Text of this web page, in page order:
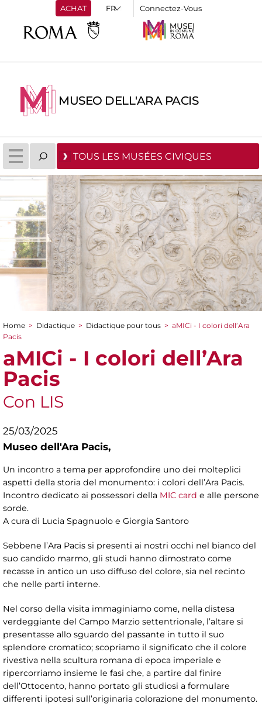
ACHAT Connectez-Vous
MUSEO DELL'ARA PACIS
TOUS LES MUSÉES CIVIQUES
You are here
Home > Didactique > Didactique pour tous > aMICi - I colori dell’Ara
Pacis
aMICi - I colori dell’Ara
Pacis
Con LIS
25/03/2025
Museo dell'Ara Pacis,
Un incontro a tema per approfondire uno dei molteplici
aspetti della storia del monumento: i colori dell’Ara Pacis.
Incontro dedicato ai possessori della MIC card e alle persone
sorde.
A cura di Lucia Spagnuolo e Giorgia Santoro
Sebbene l’Ara Pacis si presenti ai nostri occhi nel bianco del
suo candido marmo, gli studi hanno dimostrato come
recasse in antico un uso diffuso del colore, sia nel recinto
che nelle parti interne.
Nel corso della visita immaginiamo come, nella distesa
verdeggiante del Campo Marzio settentrionale, l’altare si
presentasse allo sguardo del passante in tutto il suo
splendore cromatico; scopriamo il significato che il colore
rivestiva nella scultura romana di epoca imperiale e
ripercorriamo insieme le fasi che, a partire dal finire
dell’Ottocento, hanno portato gli studiosi a formulare
differenti ipotesi sull’originaria colorazione del monumento.